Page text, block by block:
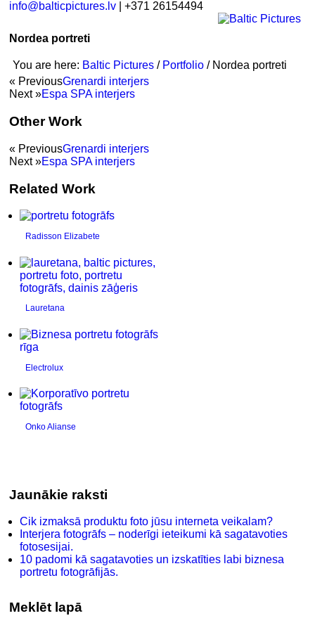
info@balticpictures.lv | +371 26154494
Nordea portreti
You are here: Baltic Pictures / Portfolio / Nordea portreti
« PreviousGrenardi interjers
Next »Espa SPA interjers
Other Work
« PreviousGrenardi interjers
Next »Espa SPA interjers
Related Work
Radisson Elizabete
Lauretana
Electrolux
Onko Alianse
Jaunākie raksti
Cik izmaksā produktu foto jūsu interneta veikalam?
Interjera fotogrāfs – noderīgi ieteikumi kā sagatavoties
fotosesijai.
10 padomi kā sagatavoties un izskatīties labi biznesa
portretu fotogrāfijās.
Meklēt lapā